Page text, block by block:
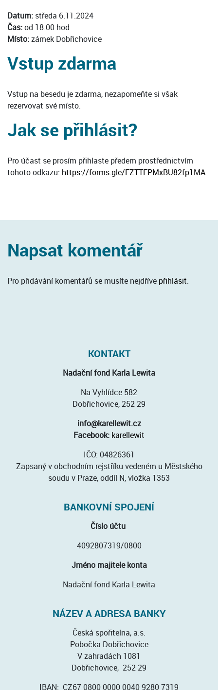
Datum: středa 6.11.2024
Čas:od 18.00 hod
Místo:zámek Dobřichovice
Vstup zdarma
Vstup na besedu je zdarma, nezapomeňte si však
rezervovat své místo.
Jak se přihlásit?
Pro účast se prosím přihlaste předem prostřednictvím
tohoto odkazu: https://forms.gle/FZTTFPMxBU82fp1MA
Napsat komentář
Pro přidávání komentářů se musíte nejdříve přihlásit.
KONTAKT
Nadační fond Karla Lewita
Na Vyhlídce 582
Dobřichovice, 252 29
info@karellewit.cz
Facebook: karellewit
IČO: 04826361
Zapsaný v obchodním rejstříku vedeném u Městského
soudu v Praze, oddíl N, vložka 1353
BANKOVNÍ SPOJENÍ
Číslo účtu
4092807319/0800
Jméno majitele konta
Nadační fond Karla Lewita
NÁZEV A ADRESA BANKY
Česká spořitelna, a.s.
Pobočka Dobřichovice
V zahradách 1081
Dobřichovice, 252 29
IBAN: CZ67 0800 0000 0040 9280 7319